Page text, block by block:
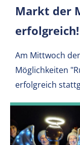
Markt der
erfolgreich!
Am Mittwoch
Möglichkeiten
erfolgreich